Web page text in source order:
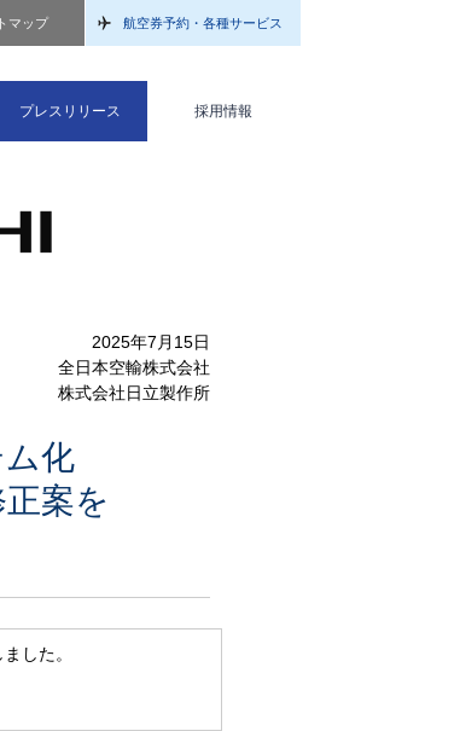
マップ 航空券予約・各種サービス
プレスリリース 採用情報
2025年7月15日
全日本空輸株式会社
株式会社日立製作所
化
案を
した。